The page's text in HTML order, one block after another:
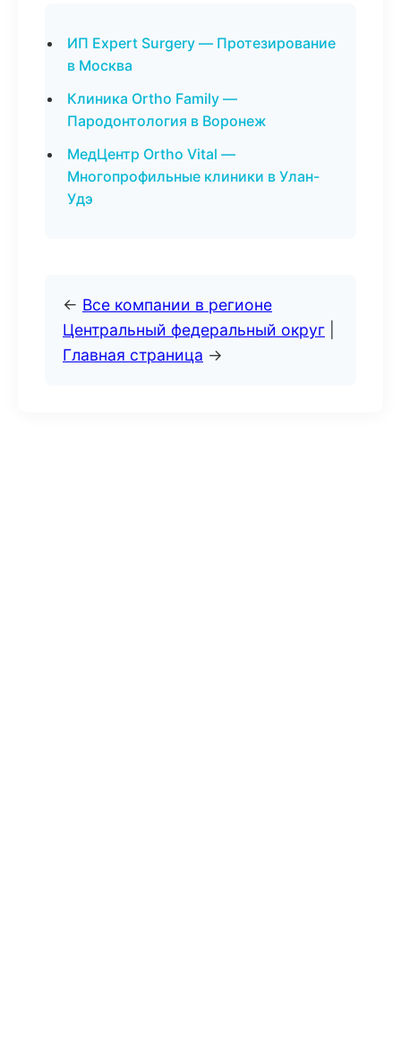
ИП Expert Surgery — Протезирование
в Москва
Клиника Ortho Family —
Пародонтология в Воронеж
МедЦентр Ortho Vital —
Многопрофильные клиники в Улан-
Удэ
← Все компании в регионе
Центральный федеральный округ
Главная страница →